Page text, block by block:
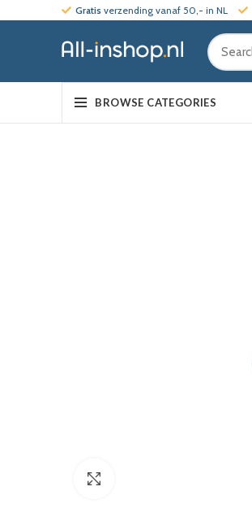
Gratis verzending vanaf 50,- in NL
BROWSE CATEGORIES